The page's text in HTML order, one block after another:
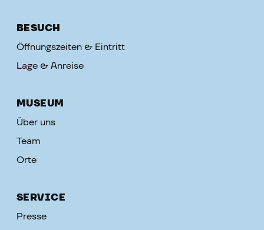
BESUCH
Öffnungszeiten & Eintritt
Lage & Anreise
MUSEUM
Über uns
Team
Orte
SERVICE
Presse